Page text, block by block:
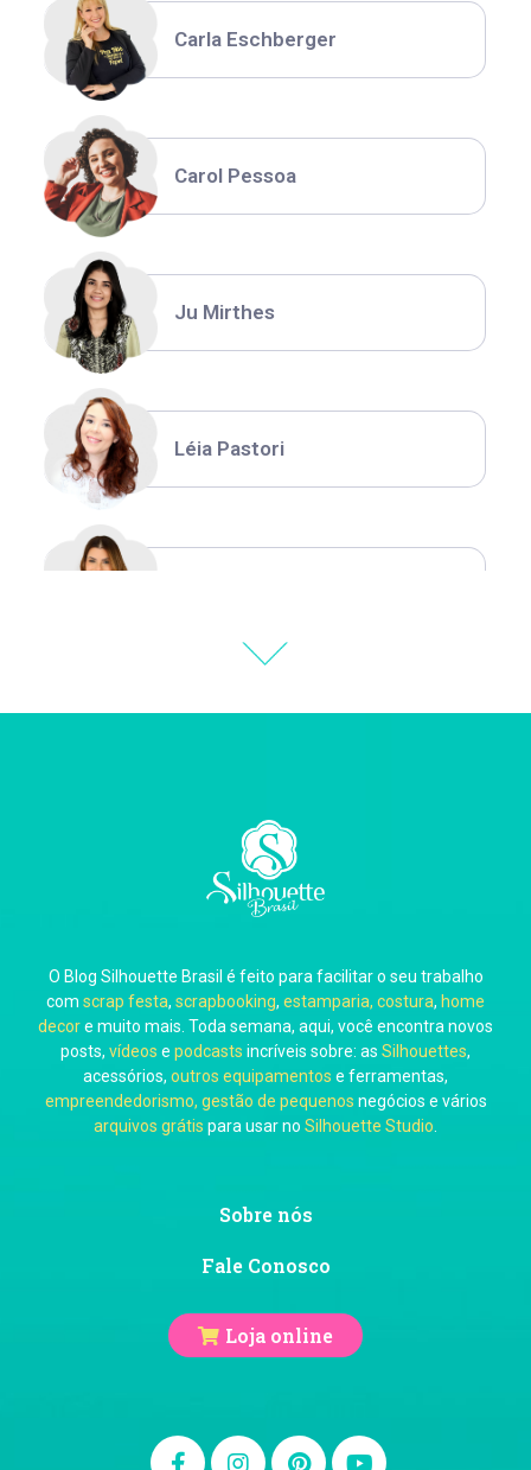
Carla Eschberger
Carol Pessoa
Ju Mirthes
Léia Pastori
Thiara Ney
Carla Eschberger
Carol Pessoa
Ju Mirthes
O Blog Silhouette Brasil é feito para facilitar o seu trabalho
com scrap festa, scrapbooking, estamparia, costura, home
decore muito mais. Toda semana, aqui, você encontra novos
posts, vídeos e podcasts incríveis sobre: as Silhouettes,
acessórios, outros equipamentos e ferramentas,
empreendedorismo, gestão de pequenos negócios e vários
arquivos grátis para usar no Silhouette Studio
Sobre nós
Fale Conosco
Loja online